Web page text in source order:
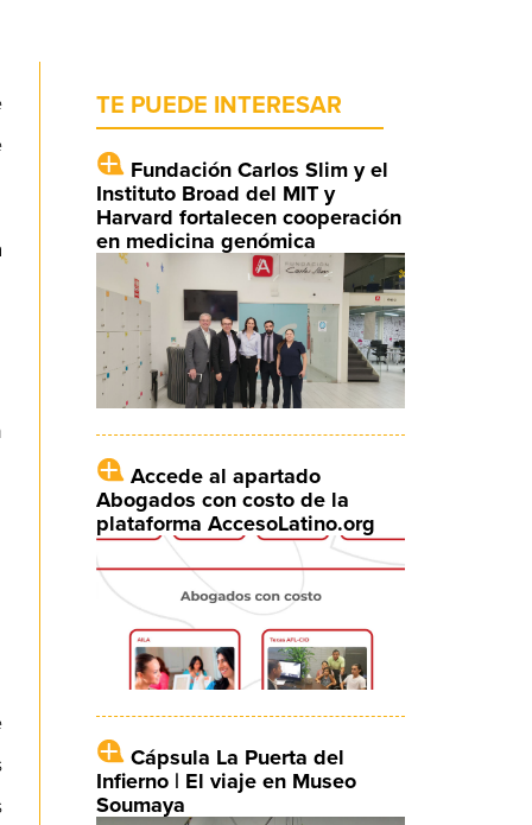
TE PUEDE INTERESAR
Fundación Carlos Slim y el
Instituto Broad del MIT y
Harvard fortalecen cooperación
en medicina genómica
Accede al apartado
Abogados con costo de la
plataforma AccesoLatino.org
Cápsula La Puerta del
Infierno | El viaje en Museo
Soumaya